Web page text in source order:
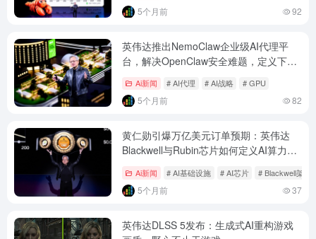
5个月前 92
英伟达推出NemoClaw企业级AI代理平
台，解决OpenClaw安全难题，定义下一
Ai新闻 # AI代理 # AI战略 # GPU
5个月前 82
黄仁勋引爆万亿美元订单预期：英伟达
Blackwell与Rubin芯片如何定义AI算力新
Ai新闻 # AI基础设施 # AI芯片 # Blackwell架构
5个月前 37
英伟达DLSS 5发布：生成式AI重构游戏